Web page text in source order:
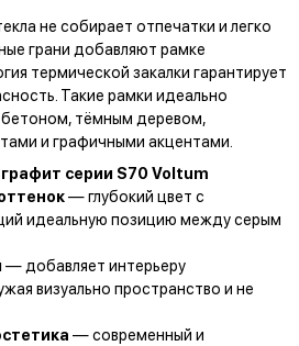
не собирает отпечатки и легко
грани добавляют рамке
термической закалки гарантирует
Такие рамки идеально
тёмным деревом,
и графичными акцентами.
серии S70 Voltum
— глубокий цвет с
идеальную позицию между серым
— добавляет интерьеру
визуально пространство и не
— современный и